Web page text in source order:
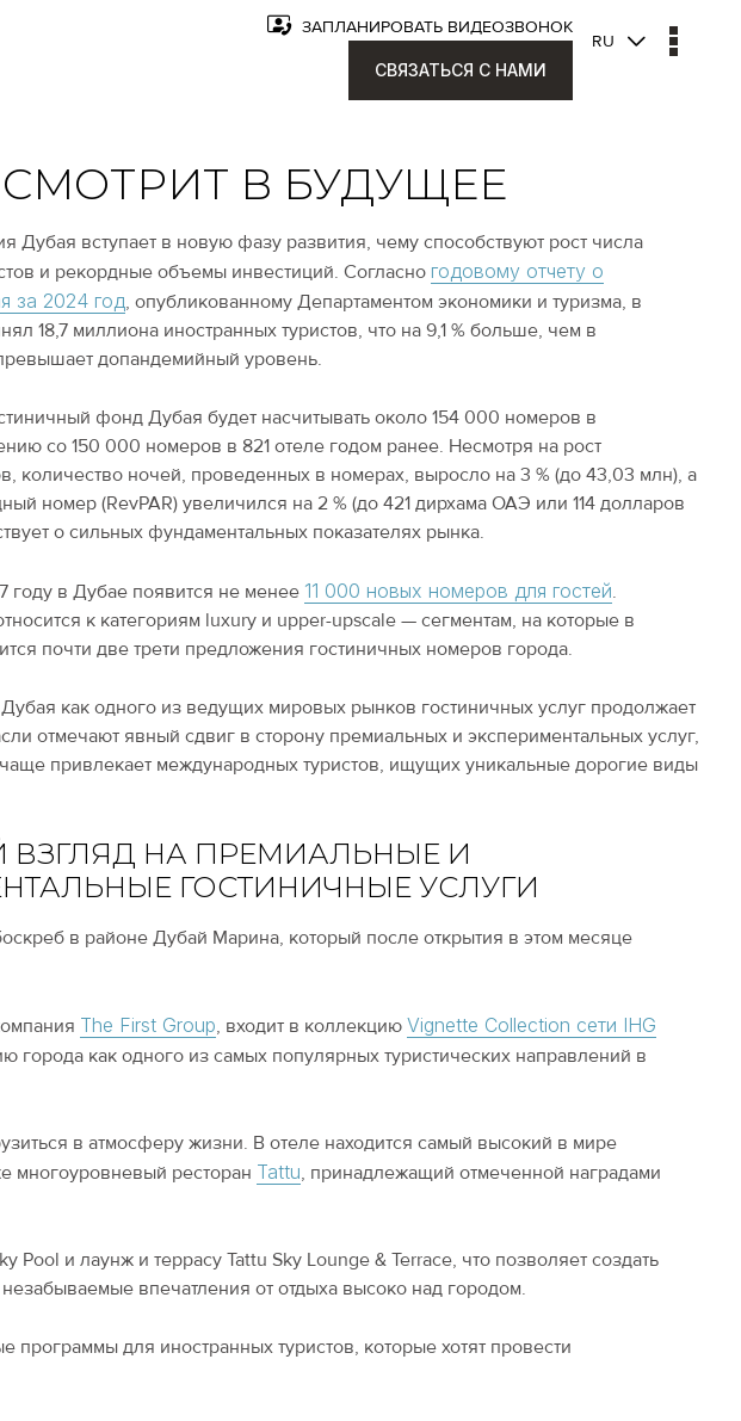
ЗАПЛАНИРОВАТЬ ВИДЕОЗВОНОК
СВЯЗАТЬСЯ С НАМИ
RU
В БУДУЩЕЕ
Дубая вступает в новую фазу развития, чему способствуют рост числа
и рекордные объемы инвестиций. Согласно годовому отчету о
за 2024 год, опубликованному Департаментом экономики и туризма, в
18,7 миллиона иностранных туристов, что на 9,1 % больше, чем в
допандемийный уровень.
фонд Дубая будет насчитывать около 154 000 номеров в
со 150 000 номеров в 821 отеле годом ранее. Несмотря на рост
количество ночей, проведенных в номерах, выросло на 3 % (до 43,03 млн), а
номер (RevPAR) увеличился на 2 % (до 421 дирхама ОАЭ или 114 долларов
о сильных фундаментальных показателях рынка.
году в Дубае появится не менее 11 000 новых номеров для гостей.
к категориям luxury и upper-upscale — сегментам, на которые в
почти две трети предложения гостиничных номеров города.
Дубая как одного из ведущих мировых рынков гостиничных услуг продолжает
отмечают явный сдвиг в сторону премиальных и экспериментальных услуг,
привлекает международных туристов, ищущих уникальные дорогие виды
ВЗГЛЯД НА ПРЕМИАЛЬНЫЕ И
ГОСТИНИЧНЫЕ УСЛУГИ
в районе Дубай Марина, который после открытия в этом месяце
The First Group, входит в коллекциюVignette Collection сети IHG
как одного из самых популярных туристических направлений в
в атмосферу жизни. В отеле находится самый высокий в мире
многоуровневый ресторан Tattu, принадлежащий отмеченной наградами
и лаунж и террасу Tattu Sky Lounge & Terrace, что позволяет создать
впечатления от отдыха высоко над городом.
для иностранных туристов, которые хотят провести